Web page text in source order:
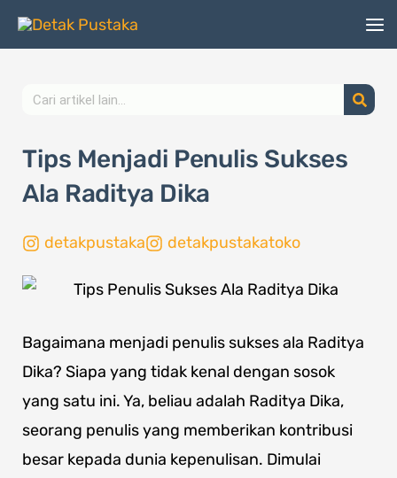
Lewati
Search
Tips Menjadi Penulis Sukses
Ala Raditya Dika
detakpustaka detakpustakatoko
Bagaimana menjadi penulis sukses ala Raditya
Dika? Siapa yang tidak kenal dengan sosok
yang satu ini. Ya, beliau adalah Raditya Dika,
seorang penulis yang memberikan kontribusi
besar kepada dunia kepenulisan. Dimulai